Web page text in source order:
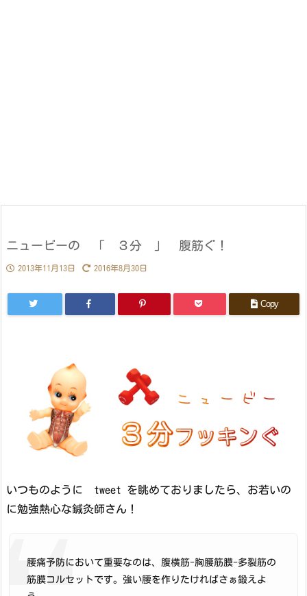
ニュービーの 「 ３分 」 腹筋ぐ！
2013年11月13日 2016年8月30日
Copy
いつものように tweet を眺めておりましたら、お若いの
に勉強熱心な鍼灸師さん！
腰痛予防において重要なのは、腹横筋-胸腰筋膜-多裂筋の
筋膜コルセットです。強い腰を作りたければさぁ鍛えよ